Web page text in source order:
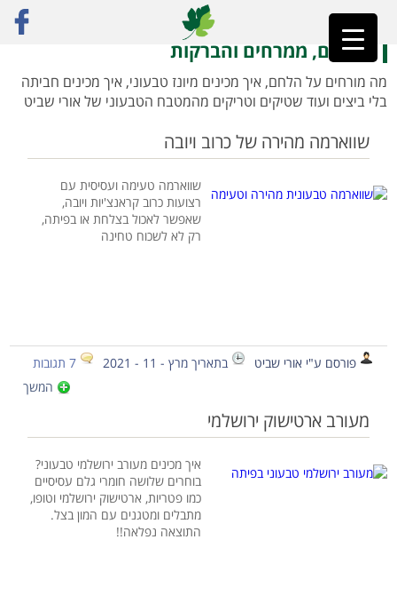
ראשי»רק מתכונים כריכים, ממרחים והברקות
כריכים, ממרחים והברקות
מה מורחים על הלחם, איך מכינים מיונז טבעוני, איך מכינים חביתה
בלי ביצים ועוד שטיקים וטריקים מהמטבח הטבעוני של אורי שביט
שווארמה מהירה של כרוב ויובה
שווארמה טעימה ועסיסית עם
רצועות כרוב קראנצ'יות ויובה,
שאפשר לאכול בצלחת או בפיתה,
רק לא לשכוח טחינה
פורסם ע"י אורי שביט בתאריך מרץ - 11 - 2021
7 תגובות
המשך
מעורב ארטישוק ירושלמי
איך מכינים מעורב ירושלמי טבעוני?
בוחרים שלושה חומרי גלם עסיסיים
כמו פטריות, ארטישוק ירושלמי וטופו,
מתבלים ומטגנים עם המון בצל.
התוצאה נפלאה!!